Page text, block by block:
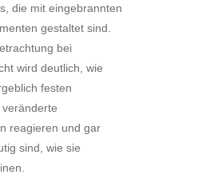
die mit eingebrannten
gestaltet sind.
bei
wird deutlich, wie
festen
reagieren und gar
sind, wie sie